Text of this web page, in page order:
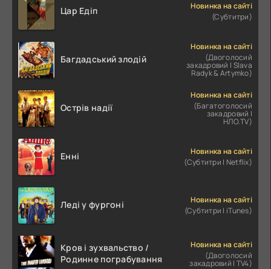
Цар Едіп
Новинка на сайті
(Субтитри)
Багдадський злодій
Новинка на сайті
(Двоголосий
закадровий | Slava
Radyk & Artymko)
Острів надії
Новинка на сайті
(Багатоголосий
закадровий |
НЛО.TV)
Енні
Новинка на сайті
(Субтитри | Netflix)
Леді у фургоні
Новинка на сайті
(Субтитри | iTunes)
Кров і зухвальство /
Родинне пограбування
Новинка на сайті
(Двоголосий
закадровий | TV4)